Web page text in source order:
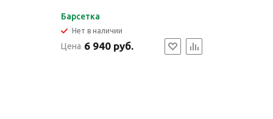
Барсетка
Нет в наличии
Цена 6 940 руб.